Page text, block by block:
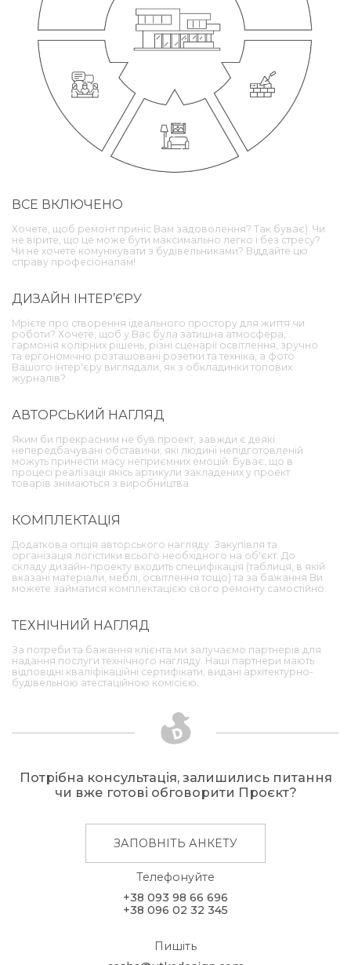
ВСЕ ВКЛЮЧЕНО
Хочете, щоб ремонт приніс Вам задоволення? Так буває). Чи
не вірите, що це може бути максимально легко і без стресу?
Чи не хочете комунікувати з будівельниками? Віддайте цю
справу професіоналам!
ДИЗАЙН ІНТЕР’ЄРУ
Мрієте про створення ідеального простору для життя чи
роботи? Хочете, щоб у Вас була затишна атмосфера,
гармонія колірних рішень, різні сценарії освітлення, зручно
та ергономічно розташовані розетки та техніка, а фото
Вашого інтер'єру виглядали, як з обкладинки топових
журналів?
АВТОРСЬКИЙ НАГЛЯД
Яким би прекрасним не був проект, завжди є деякі
непередбачувані обставини, які людині непідготовленій
можуть принести масу неприємних емоцій. Буває, що в
процесі реалізації якісь артикули закладених у проект
товарів знімаються з виробництва.
КОМПЛЕКТАЦІЯ
Додаткова опція авторського нагляду. Закупівля та
організація логістики всього необхідного на об'єкт. До
складу дизайн-проекту входить специфікація (таблиця, в якій
вказані матеріали, меблі, освітлення тощо) та за бажання Ви
можете займатися комплектацією свого ремонту самостійно.
ТЕХНІЧНИЙ НАГЛЯД
За потреби та бажання клієнта ми залучаємо партнерів для
надання послуги технічного нагляду. Наші партнери мають
відповідні кваліфікаційні сертифікати, видані архітектурно-
будівельною атестаційною комісією.
Потрібна консультація, залишились питання
чи вже готові обговорити Проєкт?
ЗАПОВНІТЬ АНКЕТУ
Телефонуйте
+38 093 98 66 696
+38 096 02 32 345
Пишіть